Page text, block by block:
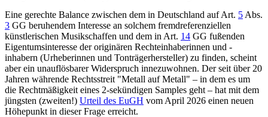
Eine gerechte Balance zwischen dem in Deutschland aufArt. 5 Abs.
3 GG beruhendem Interesse an solchem fremdreferenziellen
künstlerischen Musikschaffen und dem in Art. 14 GG fußenden
Eigentumsinteresse der originären Rechteinhaberinnen und -
inhabern (Urheberinnen und Tonträgerhersteller) zu finden, scheint
aber ein unauflösbarer Widerspruch innezuwohnen. Der seit über 20
Jahren währende Rechtsstreit "Metall auf Metall" – in dem es um
die Rechtmäßigkeit eines 2-sekündigen Samples geht – hat mit dem
jüngsten (zweiten!) Urteil des EuGH vom April 2026 einen neuen
Höhepunkt in dieser Frage erreicht.